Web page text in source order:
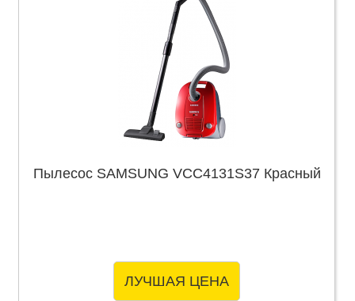
Пылесос SAMSUNG VCC4131S37 Красный
ЛУЧШАЯ ЦЕНА